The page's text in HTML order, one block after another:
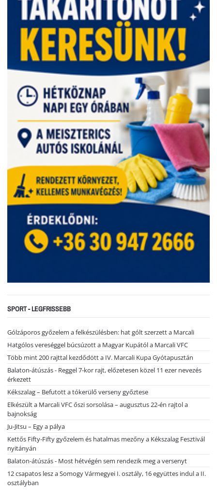
SPORT - LEGFRISSEBB
Gólzáporos győzelem a felkészülésben: hat gólt szerzett a Marcali
Hatgólos vereséggel búcsúzott a Magyar Kupától a Marcali VFC
Több mint 200 rajttal kezdődött a IV. Marcali Kupa Gyótapusztán
Balaton-átúszás - Reggel 7-kor rajt, előzetesen közel 11 ezer nevezés
érkezett
Kékszalag – Befutott a tókerülő verseny győztese
Elkészült a Marcali VFC őszi sorsolása – augusztus 22-én rajtol a
bajnokság
Ju-Jitsu – Egy a pálya
Kettős Fifty-Fifty győzelem és hatalmas mezőny a Kékszalag Fesztivál
nyitányán
Balaton-átúszás - Most hétvégén sem rendezik meg a versenyt
12 csapatos lesz a Somogy Vármegyei I. osztály, 16 együttes indul a II.
osztályban